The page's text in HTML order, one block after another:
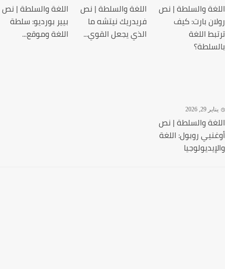
والسلطة | نص
بارت: كيف
اللغة
اللغة والسلطة | نص
فريدريك نيتشه ما
الذي يجعل القوي...
اللغة والسلطة | نص
بيير بورديو: سلطة
اللغة وموقع...
29, 2026
والسلطة | نص
روبول: اللغة